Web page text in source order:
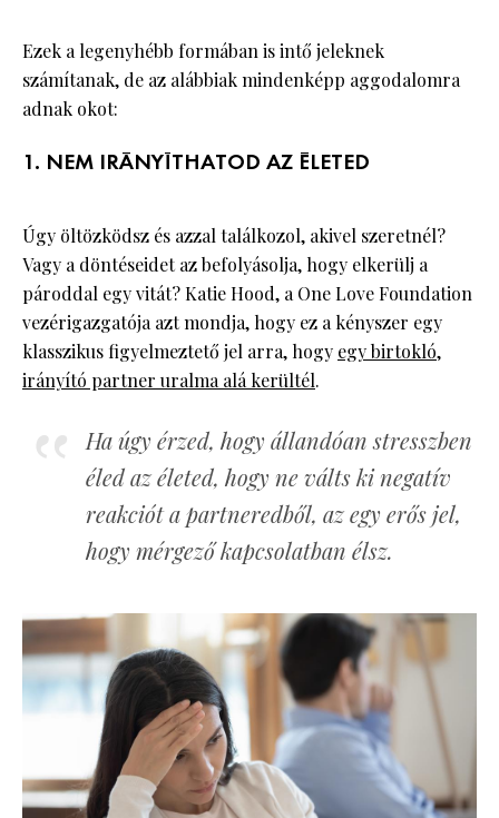
Ezek a legenyhébb formában is intő jeleknek
számítanak, de az alábbiak mindenképp aggodalomra
adnak okot:
1. NEM IRÁNYÍTHATOD AZ ÉLETED
Úgy öltözködsz és azzal találkozol, akivel szeretnél?
Vagy a döntéseidet az befolyásolja, hogy elkerülj a
pároddal egy vitát? Katie Hood, a One Love Foundation
vezérigazgatója azt mondja, hogy ez a kényszer egy
klasszikus figyelmeztető jel arra, hogy egy birtokló,
irányító partner uralma alá kerültél.
Ha úgy érzed, hogy állandóan stresszben
éled az életed, hogy ne válts ki negatív
reakciót a partneredből, az egy erős jel,
hogy mérgező kapcsolatban élsz.